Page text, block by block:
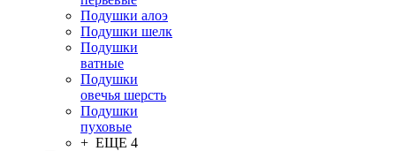
Подушки алоэ
Подушки шелк
Подушки
ватные
Подушки
овечья шерсть
Подушки
пуховые
+ ЕЩЕ 4